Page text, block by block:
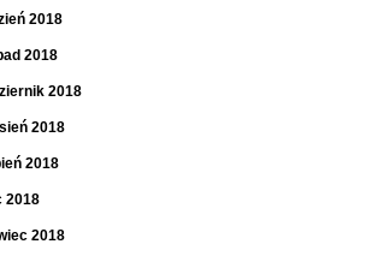
2018
2018
2018
2018
2018
2018
2018